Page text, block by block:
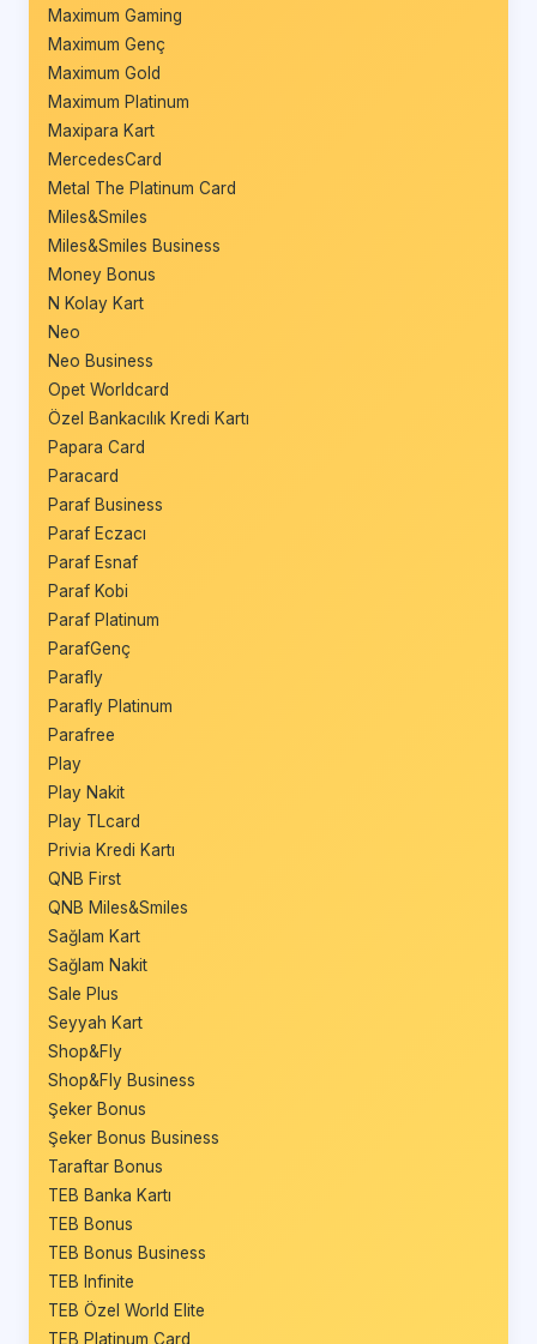
Maximum Gaming
Maximum Genç
Maximum Gold
Maximum Platinum
Maxipara Kart
MercedesCard
Metal The Platinum Card
Miles&Smiles
Miles&Smiles Business
Money Bonus
N Kolay Kart
Neo
Neo Business
Opet Worldcard
Özel Bankacılık Kredi Kartı
Papara Card
Paracard
Paraf Business
Paraf Eczacı
Paraf Esnaf
Paraf Kobi
Paraf Platinum
ParafGenç
Parafly
Parafly Platinum
Parafree
Play
Play Nakit
Play TLcard
Privia Kredi Kartı
QNB First
QNB Miles&Smiles
Sağlam Kart
Sağlam Nakit
Sale Plus
Seyyah Kart
Shop&Fly
Shop&Fly Business
Şeker Bonus
Şeker Bonus Business
Taraftar Bonus
TEB Banka Kartı
TEB Bonus
TEB Bonus Business
TEB Infinite
TEB Özel World Elite
TEB Platinum Card